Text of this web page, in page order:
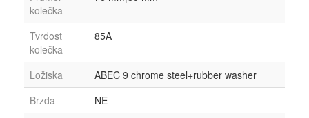
kolečka
Tvrdost
kolečka
85A
Ložiska
ABEC 9 chrome steel+rubber washer
Brzda
NE